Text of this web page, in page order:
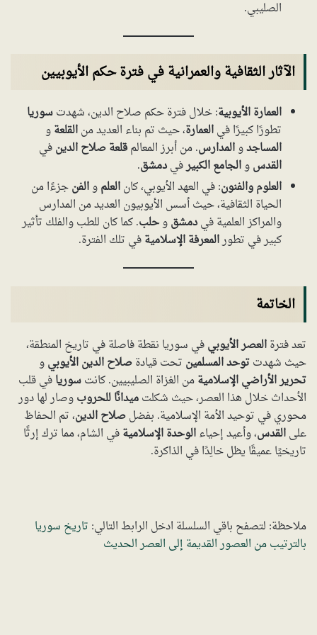
الصليبي.
الآثار الثقافية والعمرانية في فترة حكم الأيوبيين
العمارة الأيوبية: خلال فترة حكم صلاح الدين، شهدتسوريا
تطورًا كبيرًا فيالعمارة، حيث تم بناء العديد منالقلعةو
المساجدوالمدارس. من أبرز المعالمقلعة صلاح الدينفي
القدسوالجامع الكبيرفيدمشق.
العلوم والفنون: في العهد الأيوبي، كانالعلموالفنجزءًا من
الحياة الثقافية، حيث أسس الأيوبيون العديد من المدارس
والمراكز العلمية فيدمشقوحلب. كما كان للطب والفلك تأثير
كبير في تطورالمعرفة الإسلاميةفي تلك الفترة.
الخاتمة
تعد فترةالعصر الأيوبيفي سوريا نقطة فاصلة في تاريخ المنطقة،
حيث شهدتتوحد المسلمين تحت قيادةصلاح الدين الأيوبيو
تحرير الأراضي الإسلاميةمن الغزاة الصليبيين. كانتسوريافي قلب
الأحداث خلال هذا العصر، حيث شكلتميدانًا للحروبوصار لها دور
محوري في توحيد الأمة الإسلامية. بفضلصلاح الدين، تم الحفاظ
علىالقدس، وأعيد إحياءالوحدة الإسلاميةفي الشام، مما ترك إرثًا
تاريخيًا عميقًا يظل خالِدًا في الذاكرة.
ملاحظة: لتصفح باقي السلسلة ادخل الرابط التالي: تاريخ سوريا
بالترتيب من العصور القديمة إلى العصر الحديث